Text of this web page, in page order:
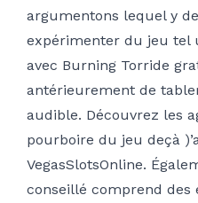
argumentons lequel y
expérimenter du jeu tel
avec Burning Torride
antérieurement de
audible. Découvrez les
pourboire du jeu deçà
VegasSlotsOnline.
conseillé comprend